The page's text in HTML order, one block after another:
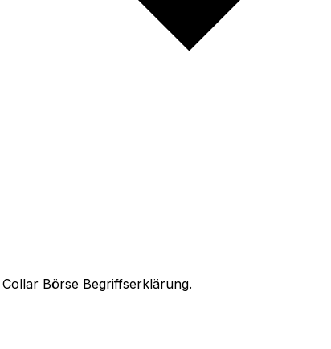
Börse Begriffserklärung.